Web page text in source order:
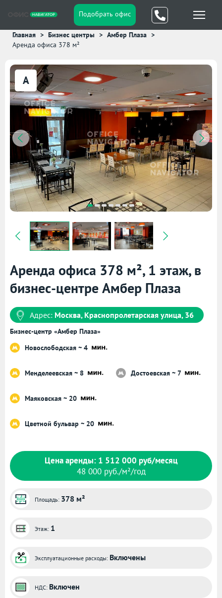
Подобрать офис
Главная Бизнес центры
Амбер Плаза
Аренда офиса 378 м²
A
Аренда офиса 378 м², 1 этаж, в
бизнес-центре Амбер Плаза
Адрес: Москва, Краснопролетарская улица, 36
Бизнес-центр «Амбер Плаза»
Новослободская ~ 4
Менделеевская ~ 8 Достоевская ~ 7
Маяковская ~ 20
Цветной бульвар ~ 20
Цена аренды: 1 512 000 руб/месяц
48 000 руб./м²/год
Площадь: 378 м²
Этаж: 1
Эксплуатационные расходы: Включены
НДС: Включен